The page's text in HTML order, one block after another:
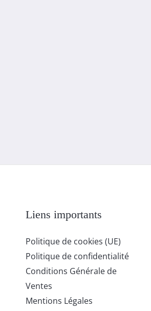
Liens importants
Politique de cookies (UE)
Politique de confidentialité
Conditions Générale de
Ventes
Mentions Légales